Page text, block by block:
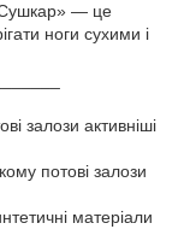
— це
ноги сухими і
залози активніші
потові залози
матеріали